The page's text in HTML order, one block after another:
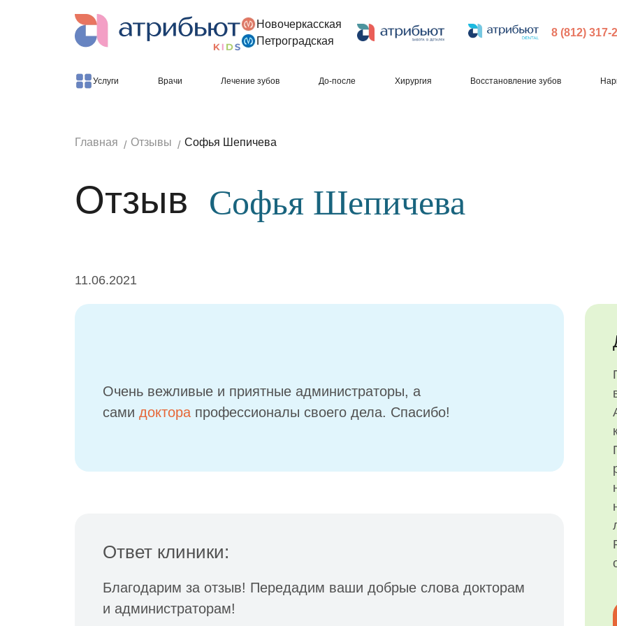
Версия для слабовидящих
Новочеркасская
Петроградская
8 (812) 317-
Услуги Врачи Лечение зубов До-после Хирургия Восстановление зубов
Главная Отзывы Софья Шепичева
Отзыв Софья Шепичева
11.06.2021
Очень вежливые и приятные администраторы, а
сами доктора профессионалы своего дела. Спасибо!
Ответ клиники:
Благодарим за отзыв! Передадим ваши добрые слова докторам
и администраторам!